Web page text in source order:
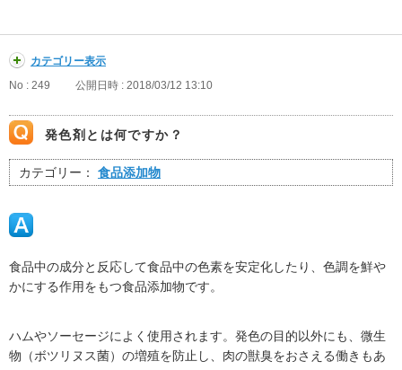
カテゴリー表示
No : 249
公開日時 : 2018/03/12 13:10
発色剤とは何ですか？
カテゴリー： 食品添加物
食品中の成分と反応して食品中の色素を安定化したり、色調を鮮や
かにする作用をもつ食品添加物です。
ハムやソーセージによく使用されます。発色の目的以外にも、微生
物（ボツリヌス菌）の増殖を防止し、肉の獣臭をおさえる働きもあ